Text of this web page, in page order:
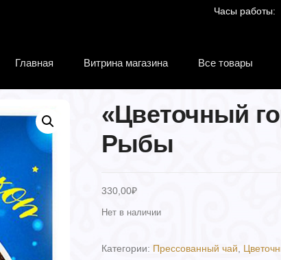
Часы работы:
Главная Витрина магазина Все товары
«Цветочный
Рыбы
330,00₽
Нет в наличии
Категории: Прессованный чай